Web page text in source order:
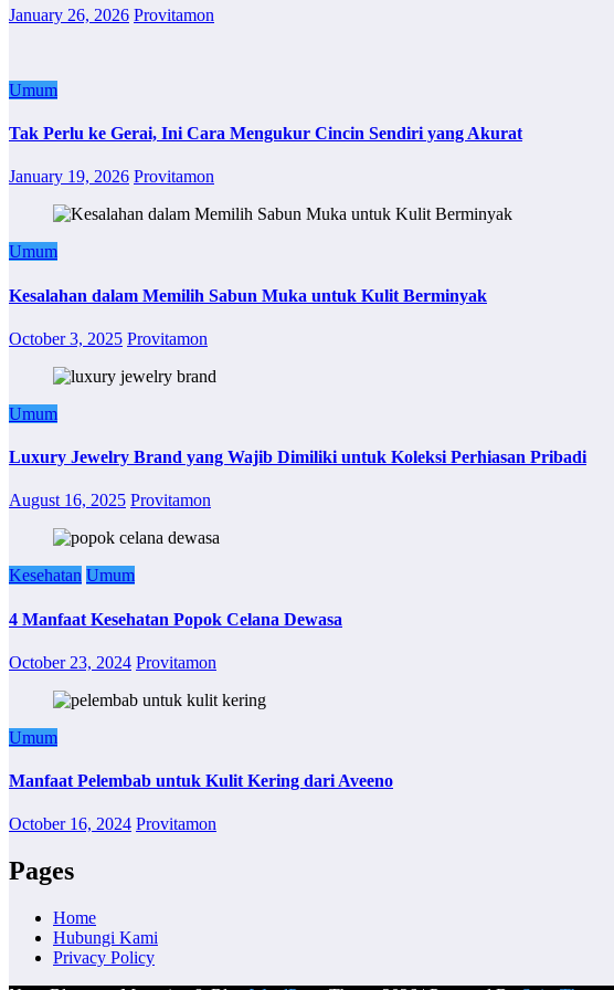
January 26, 2026 Provitamon
Umum
Tak Perlu ke Gerai, Ini Cara Mengukur Cincin Sendiri yang Akurat
January 19, 2026 Provitamon
Umum
Kesalahan dalam Memilih Sabun Muka untuk Kulit Berminyak
October 3, 2025 Provitamon
Umum
Luxury Jewelry Brand yang Wajib Dimiliki untuk Koleksi Perhiasan Pribadi
August 16, 2025 Provitamon
Kesehatan Umum
4 Manfaat Kesehatan Popok Celana Dewasa
October 23, 2024 Provitamon
Umum
Manfaat Pelembab untuk Kulit Kering dari Aveeno
October 16, 2024 Provitamon
Pages
Home
Hubungi Kami
Privacy Policy